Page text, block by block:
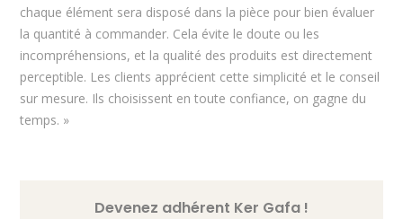
chaque élément sera disposé dans la pièce pour bien évaluer
la quantité à commander. Cela évite le doute ou les
incompréhensions, et la qualité des produits est directement
perceptible. Les clients apprécient cette simplicité et le conseil
sur mesure. Ils choisissent en toute confiance, on gagne du
temps. »
Devenez adhérent Ker Gafa !